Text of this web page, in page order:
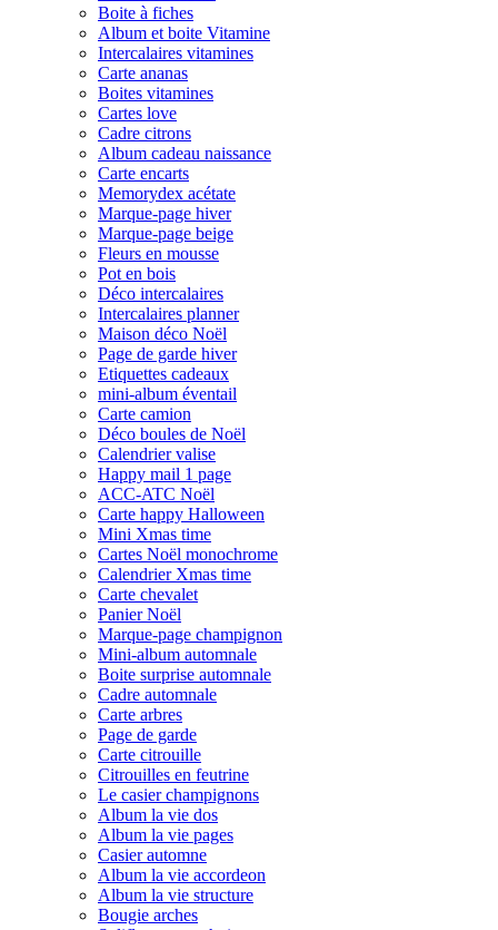
Boite à fiches
Album et boite Vitamine
Intercalaires vitamines
Carte ananas
Boites vitamines
Cartes love
Cadre citrons
Album cadeau naissance
Carte encarts
Memorydex acétate
Marque-page hiver
Marque-page beige
Fleurs en mousse
Pot en bois
Déco intercalaires
Intercalaires planner
Maison déco Noël
Page de garde hiver
Etiquettes cadeaux
mini-album éventail
Carte camion
Déco boules de Noël
Calendrier valise
Happy mail 1 page
ACC-ATC Noël
Carte happy Halloween
Mini Xmas time
Cartes Noël monochrome
Calendrier Xmas time
Carte chevalet
Panier Noël
Marque-page champignon
Mini-album automnale
Boite surprise automnale
Cadre automnale
Carte arbres
Page de garde
Carte citrouille
Citrouilles en feutrine
Le casier champignons
Album la vie dos
Album la vie pages
Casier automne
Album la vie accordeon
Album la vie structure
Bougie arches